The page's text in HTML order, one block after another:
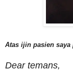
Atas ijin pasien
Dear temans,